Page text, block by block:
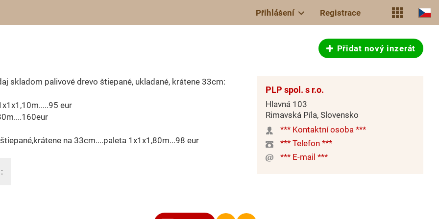
Přihlášení Registrace
Přidat nový inzerát
skladom palivové drevo štiepané, ukladané, krátene 33cm:
eur
na 33cm....paleta 1x1x1,80m...98 eur
PLP spol. s r.o.
Hlavná 103
Rimavská Píla, Slovensko
*** Kontaktní osoba ***
*** Telefon ***
*** E-mail ***